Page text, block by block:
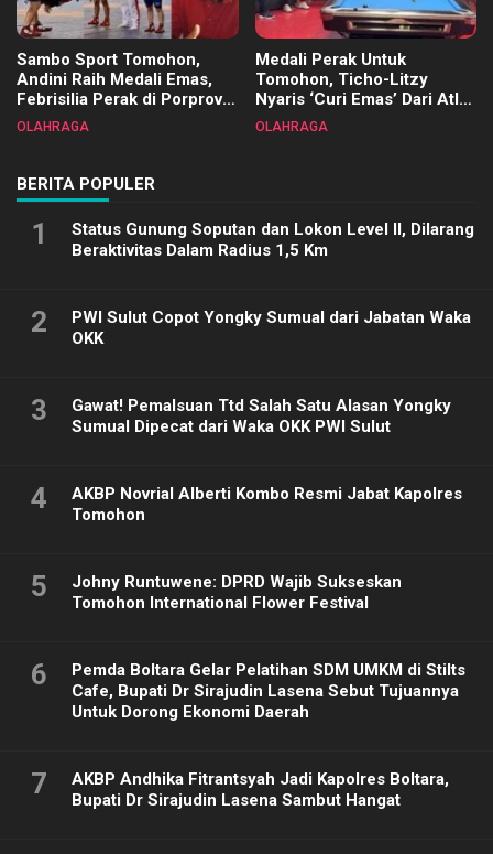
Sambo Sport Tomohon,
Andini Raih Medali Emas,
Febrisilia Perak di Porprov
Sulut 2025
OLAHRAGA
Medali Perak Untuk
Tomohon, Ticho-Litzy
Nyaris ‘Curi Emas’ Dari Atlet
Biliar PON di Porprov Sulut
OLAHRAGA
BERITA POPULER
1
Status Gunung Soputan dan Lokon Level II, Dilarang
Beraktivitas Dalam Radius 1,5 Km
2
PWI Sulut Copot Yongky Sumual dari Jabatan Waka
OKK
3
Gawat! Pemalsuan Ttd Salah Satu Alasan Yongky
Sumual Dipecat dari Waka OKK PWI Sulut
4
AKBP Novrial Alberti Kombo Resmi Jabat Kapolres
Tomohon
5
Johny Runtuwene: DPRD Wajib Sukseskan
Tomohon International Flower Festival
6
Pemda Boltara Gelar Pelatihan SDM UMKM di Stilts
Cafe, Bupati Dr Sirajudin Lasena Sebut Tujuannya
Untuk Dorong Ekonomi Daerah
7
AKBP Andhika Fitrantsyah Jadi Kapolres Boltara,
Bupati Dr Sirajudin Lasena Sambut Hangat